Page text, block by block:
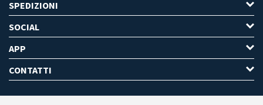
SPEDIZIONI
SOCIAL
APP
CONTATTI